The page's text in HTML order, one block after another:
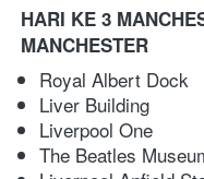
HARI KE 3
MANCHESTER
Royal Albert Dock
Liver Building
Liverpool One
The Beatles